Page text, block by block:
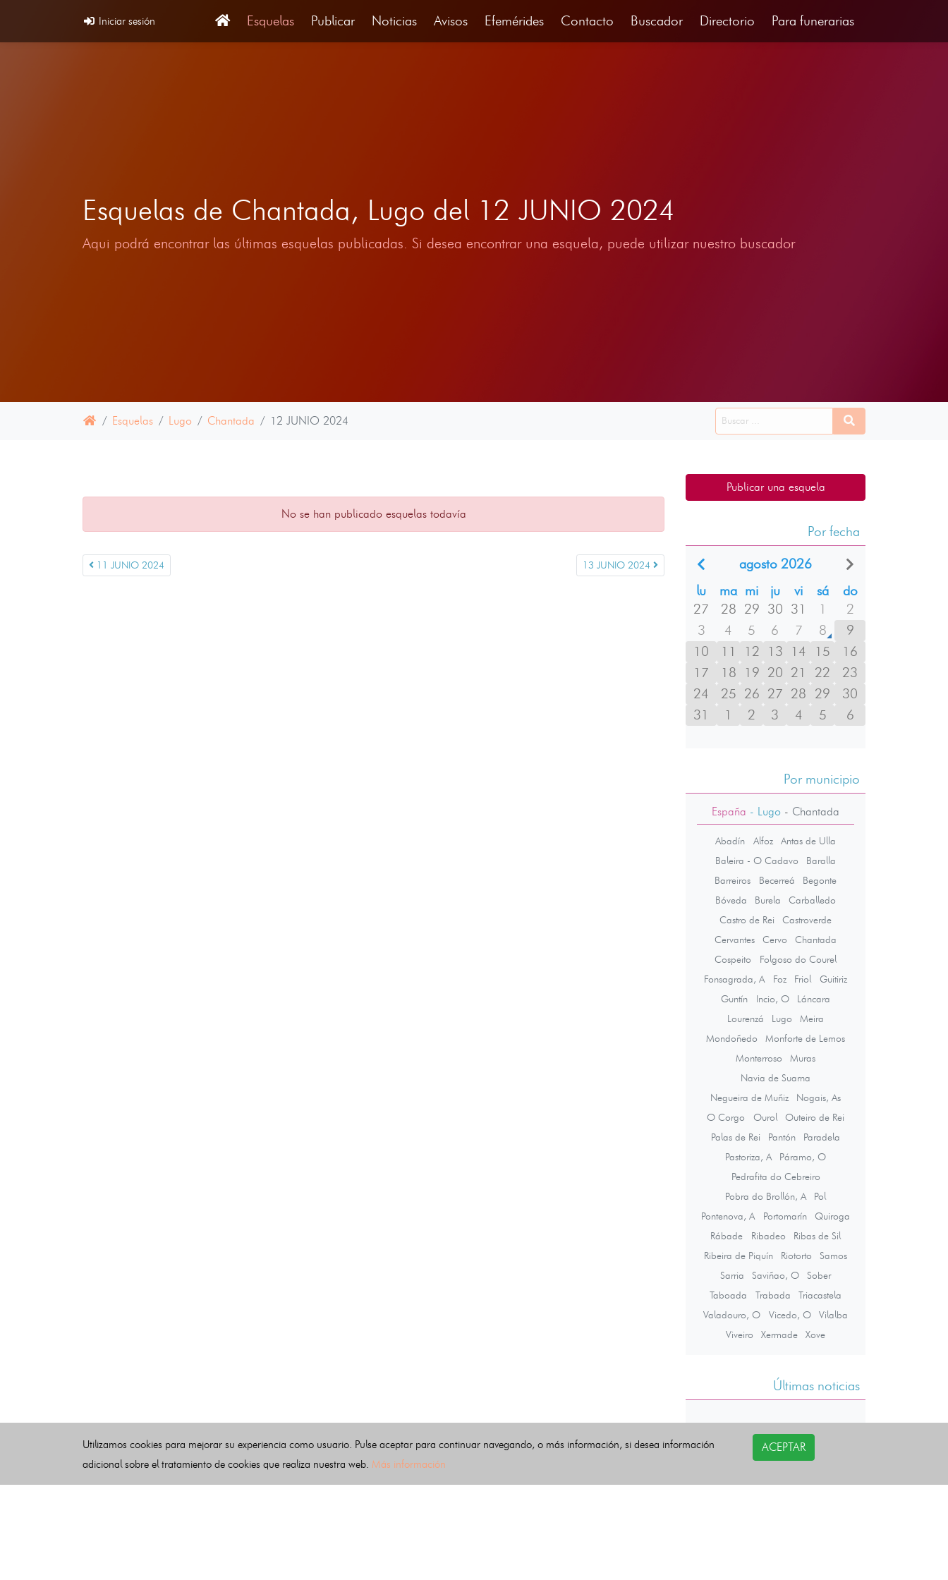
Iniciar sesión Esquelas Publicar Noticias Avisos Efemérides Contacto Buscador Directorio Para funerarias
Esquelas de Chantada, Lugo del 12 JUNIO 2024
Aqui podrá encontrar las últimas esquelas publicadas. Si desea encontrar una esquela, puede utilizar nuestro buscador
Esquelas Lugo Chantada 12 JUNIO 2024
No se han publicado esquelas todavía
11 JUNIO 2024 13 JUNIO 2024
Publicar una esquela
Por fecha
agosto 2026
lu
ma mi ju vi sá
do
27
28 29 30 31 1
2
3
4 5 6 7 8
9
10
11 12 13 14 15
16
17
18 19 20 21 22
23
24
25 26 27 28 29
30
31
1 2 3 4 5 6
Por municipio
España - Lugo - Chantada
Abadín Alfoz
Antas de Ulla
Baleira - O Cadavo
Baralla
Barreiros
Becerreá
Begonte
Bóveda
Burela
Carballedo
Castro de Rei
Castroverde
Cervantes
Cervo
Chantada
Cospeito
Folgoso do Courel
Fonsagrada, A
Foz Friol
Guitiriz
Guntín
Incio, O
Láncara
Lourenzá
Lugo
Meira
Mondoñedo
Monforte de Lemos
Monterroso
Muras
Navia de Suarna
Negueira de Muñiz
Nogais, As
O Corgo
Ourol
Outeiro de Rei
Palas de Rei
Pantón
Paradela
Pastoriza, A
Páramo, O
Pedrafita do Cebreiro
Pobra do Brollón, A
Pol
Pontenova, A
Portomarín
Quiroga
Rábade
Ribadeo
Ribas de Sil
Ribeira de Piquín
Riotorto
Samos
Sarria
Saviñao, O
Sober
Taboada
Trabada
Triacastela
Valadouro, O
Vicedo, O
Vilalba
Viveiro
Xermade Xove
Últimas noticias
Utilizamos cookies para mejorar su experiencia como usuario. Pulse aceptar para continuar navegando, o más información, si desea información
adicional sobre el tratamiento de cookies que realiza nuestra web. Más información
ACEPTAR